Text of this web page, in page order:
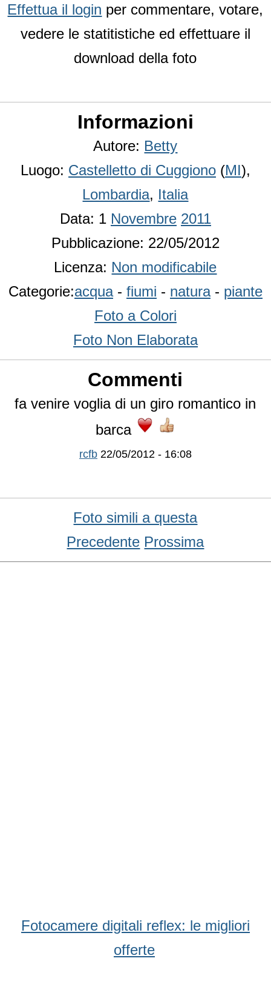
Effettua il login per commentare, votare,
vedere le statitistiche ed effettuare il
download della foto
Informazioni
Autore: Betty
Luogo: Castelletto di Cuggiono (MI),
Lombardia, Italia
Data: 1 Novembre 2011
Pubblicazione: 22/05/2012
Licenza: Non modificabile
Categorie:acqua- fiumi - natura- piante
Foto a Colori
Foto Non Elaborata
Commenti
fa venire voglia di un giro romantico in
barca
rcfb 22/05/2012 - 16:08
Foto simili a questa
Precedente Prossima
Fotocamere digitali reflex: le migliori
offerte